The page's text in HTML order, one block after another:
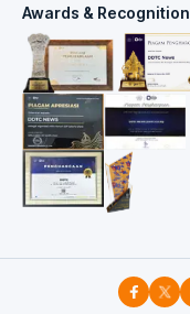
Awards & Recognition